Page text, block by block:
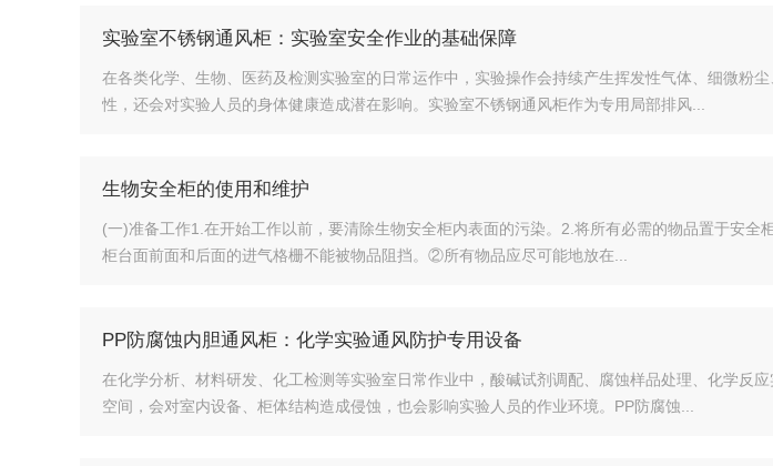
实验室不锈钢通风柜：实验室安全作业的基础保障
在各类化学、生物、医药及检测实验室的日常运作中，实验操作会持续产生挥发性气体、细微粉
性，还会对实验人员的身体健康造成潜在影响。实验室不锈钢通风柜作为专用局部排风...
生物安全柜的使用和维护
(一)准备工作1.在开始工作以前，要清除生物安全柜内表面的污染。2.将所有必需的物品置于安
柜台面前面和后面的进气格栅不能被物品阻挡。②所有物品应尽可能地放在...
PP防腐蚀内胆通风柜：化学实验通风防护专用设备
在化学分析、材料研发、化工检测等实验室日常作业中，酸碱试剂调配、腐蚀样品处理、化学反
空间，会对室内设备、柜体结构造成侵蚀，也会影响实验人员的作业环境。PP防腐蚀...